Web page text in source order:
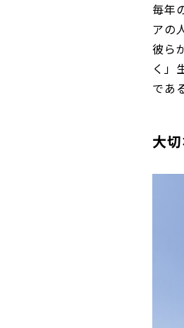
毎年
アの
彼ら
く」
であ
大